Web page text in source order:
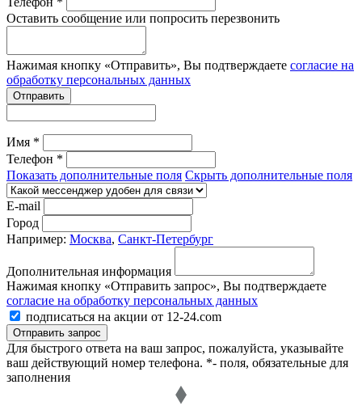
Оставить сообщение или попросить перезвонить
Нажимая кнопку «Отправить», Вы подтверждаете согласие на
обработку персональных данных
Отправить
Имя *
Телефон *
Показать дополнительные поля Скрыть дополнительные поля
E-mail
Город
Например: Москва, Санкт-Петербург
Дополнительная информация
Нажимая кнопку «Отправить запрос», Вы подтверждаете
согласие на обработку персональных данных
подписаться на акции от 12-24.com
Отправить запрос
Для быстрого ответа на ваш запрос, пожалуйста, указывайте
ваш действующий номер телефона. *- поля, обязательные для
заполнения